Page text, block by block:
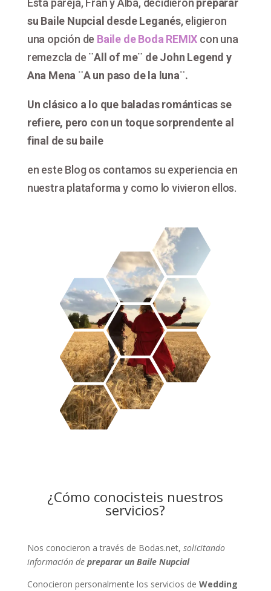
Esta pareja, Fran y Alba, decidieron preparar
su Baile Nupcial desde Leganés, eligieron
una opción de Baile de Boda REMIX con una
remezcla de ¨All of me¨ de John Legend y
Ana Mena ¨A un paso de la luna¨.
Un clásico a lo que baladas románticas se
refiere, pero con un toque sorprendente al
final de su baile
en este Blog os contamos su experiencia en
nuestra plataforma y como lo vivieron ellos.
¿Cómo conocisteis nuestros
servicios?
Nos conocieron a través de Bodas.net, solicitando
información de preparar un Baile Nupcial
Conocieron personalmente los servicios de Wedding